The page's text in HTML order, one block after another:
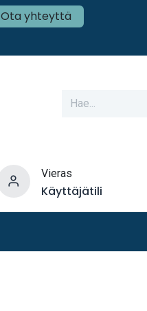
Ota yhteyttä
Vieras
Käyttäjätili